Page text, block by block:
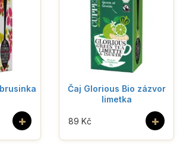
+
Čaj Glorious Bio zázvor
limetka
+
89 Kč